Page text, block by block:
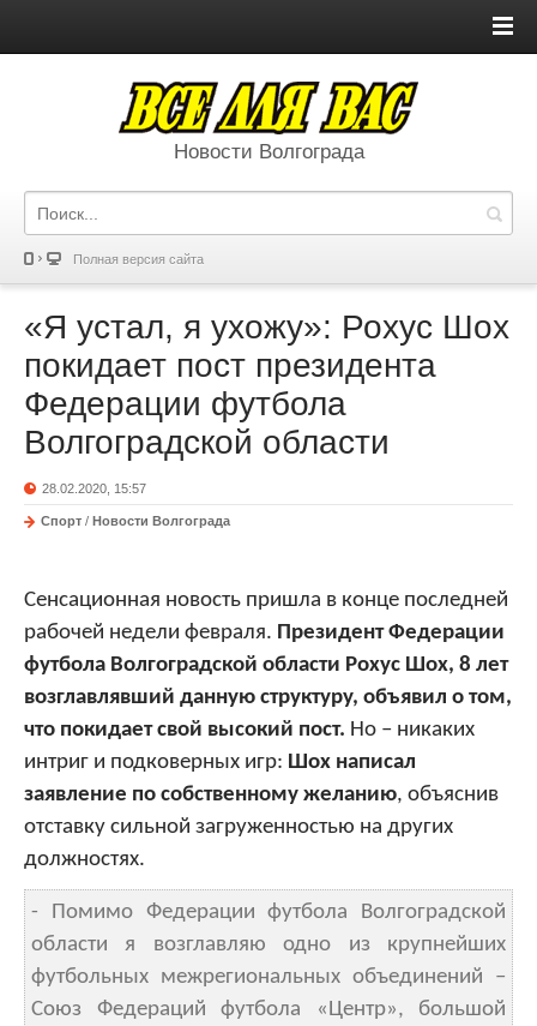
Новости Волгограда
Полная версия сайта
«Я устал, я ухожу»: Рохус Шох
покидает пост президента
Федерации футбола
Волгоградской области
28.02.2020, 15:57
Спорт / Новости Волгограда
Сенсационная новость пришла в конце последней
рабочей недели февраля. Президент Федерации
футбола Волгоградской области Рохус Шох, 8 лет
возглавлявший данную структуру, объявил о том,
что покидает свой высокий пост. Но – никаких
интриг и подковерных игр: Шох написал
заявление по собственному желанию, объяснив
отставку сильной загруженностью на других
должностях.
- Помимо Федерации футбола Волгоградской
области я возглавляю одно из крупнейших
футбольных межрегиональных объединений –
Союз Федераций футбола «Центр», большой